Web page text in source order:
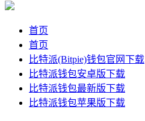
首页
首页
比特派(Bitpie)钱包官网下载
比特派钱包安卓版下载
比特派钱包最新版下载
比特派钱包苹果版下载